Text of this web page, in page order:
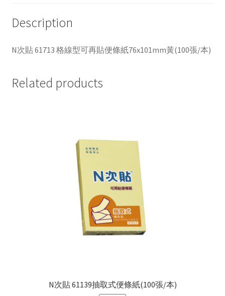
便
條
76x101mm
(100
Description
N次貼 61713 格線型可再貼便條紙76x101mm黃(100張/本)
Related products
N次貼 61139抽取式便條紙(100張/本)